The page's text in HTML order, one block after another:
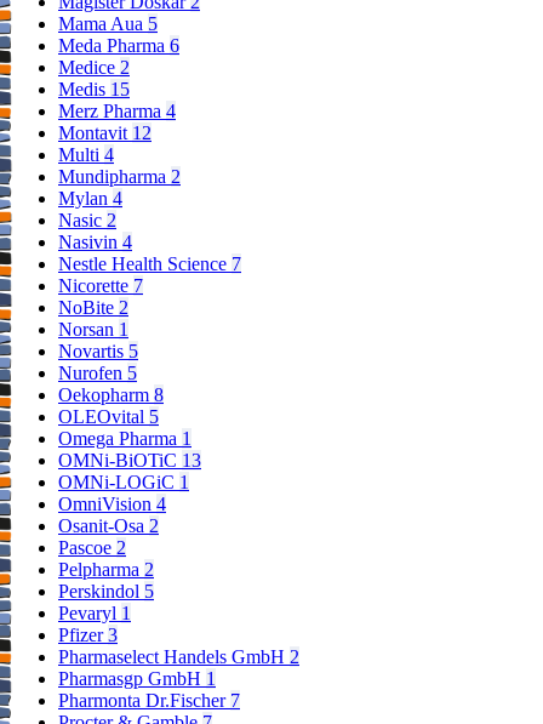
Mama Aua 5
Meda Pharma 6
Medice 2
Medis 15
Merz Pharma 4
Montavit 12
Multi 4
Mundipharma 2
Mylan 4
Nasic 2
Nasivin 4
Nestle Health Science 7
Nicorette 7
NoBite 2
Norsan 1
Novartis 5
Nurofen 5
Oekopharm 8
OLEOvital 5
Omega Pharma 1
OMNi-BiOTiC 13
OMNi-LOGiC 1
OmniVision 4
Osanit-Osa 2
Pascoe 2
Pelpharma 2
Perskindol 5
Pevaryl 1
Pfizer3
Pharmaselect Handels GmbH 2
Pharmasgp GmbH 1
Pharmonta Dr.Fischer 7